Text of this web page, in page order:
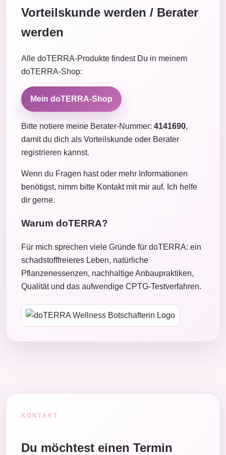
Vorteilskunde werden / Berater
werden
Alle doTERRA-Produkte findest Du in meinem
doTERRA-Shop:
Mein doTERRA-Shop
Bitte notiere meine Berater-Nummer: 4141690,
damit du dich als Vorteilskunde oder Berater
registrieren kannst.
Wenn du Fragen hast oder mehr Informationen
benötigst, nimm bitte Kontakt mit mir auf. Ich helfe
dir gerne.
Warum doTERRA?
Für mich sprechen viele Gründe für doTERRA: ein
schadstofffreieres Leben, natürliche
Pflanzenessenzen, nachhaltige Anbaupraktiken,
Qualität und das aufwendige CPTG-Testverfahren.
KONTAKT
Du möchtest einen Termin